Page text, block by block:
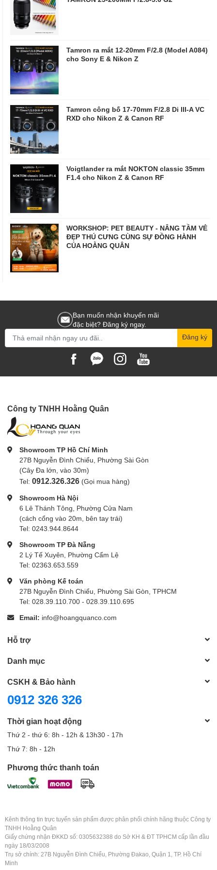
Tamron ra mắt 12-20mm F/2.8 (Model A084)
cho Sony E & Nikon Z
Tamron công bố 17-70mm F/2.8 Di III-A VC
RXD cho Nikon Z & Canon RF
Voigtlander ra mắt NOKTON classic 35mm
F1.4 cho Nikon Z & Canon RF
WORKSHOP: PET BEAUTY - NÂNG TẦM VẺ
ĐẸP THÚ CƯNG CÙNG SỰ ĐỒNG HÀNH
CỦA HOẰNG QUÂN
Bạn muốn nhận khuyến mãi
đặc biệt? Đăng ký ngay.
Đăng ký
Công ty TNHH Hoằng Quân
Showroom TP Hồ Chí Minh
27B Nguyễn Đình Chiểu, Phường Sài Gòn
(Cây Đa lớn, vào 30m)
Tel: 0912.326.326 (Gọi mua hàng)
Showroom Hà Nội
6 Lê Thánh Tông, Phường Cửa Nam
(cách cổng vào 20m, bên tay trái)
Tel: 0243.944.8644
Showroom TP Đà Nẵng
2 Lý Tế Xuyên, Phường Cẩm Lệ
Tel: 02363.653.559
Văn phòng Kế toán
27B Nguyễn Đình Chiểu, Phường Sài Gòn, TPHCM
Tel: 028.39.110.700 - 028.39.110.695
Email: info@hoangquanco.com
Hỗ trợ
Danh mục
CSKH & Bảo hành
0912 326 326
Thời gian hoạt động
Thứ 2 - thứ 6: 8h - 12h & 13h30 - 17h
Thứ 7: 8h - 12h
Phương thức thanh toán
Kênh thông tin trực tuyến sản phẩm được phân phối chính hãng thuộc Công ty
TNHH Hoằng Quân
Giấy chứng nhận ĐKKD số: 0305632388 do Sở KH & ĐT TPHCM cấp lần đầu
ngày 18/03/2008
Trụ sở chính: 27B Nguyễn Đình Chiểu, Phường Đakao, Quận 1, TP. Hồ Chí
Minh